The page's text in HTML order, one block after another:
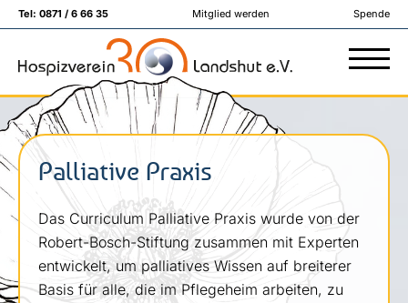
Tel: 0871 / 6 66 35 Mitglied werden Spende
Palliative Praxis
Das Curriculum Palliative Praxis wurde von der
Robert-Bosch-Stiftung zusammen mit Experten
entwickelt, um palliatives Wissen auf breiterer
Basis für alle, die im Pflegeheim arbeiten, zu